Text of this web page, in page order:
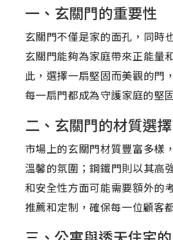
一、玄關門的重要性
玄關門不僅是家的面孔，同時
玄關門能夠為家庭帶來正能量
此，選擇一扇堅固而美觀的門
每一扇門都成為守護家庭的堅
二、玄關門的材質選擇
市場上的玄關門材質豐富多樣
溫馨的氛圍；鋼鐵門則以其高
和安全性方面可能需要額外的
推薦和定制，確保每一位顧客